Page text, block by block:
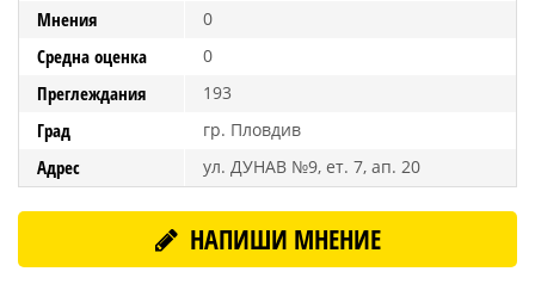
Мнения 0
Средна оценка 0
Преглеждания 193
Град гр. Пловдив
Адрес ул. ДУНАВ №9, ет. 7, ап. 20
НАПИШИ МНЕНИЕ